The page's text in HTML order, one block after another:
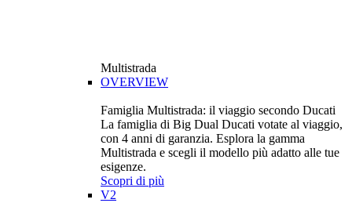
Multistrada
OVERVIEW
Famiglia Multistrada: il viaggio secondo Ducati
La famiglia di Big Dual Ducati votate al viaggio,
con 4 anni di garanzia. Esplora la gamma
Multistrada e scegli il modello più adatto alle tue
esigenze.
Scopri di più
V2